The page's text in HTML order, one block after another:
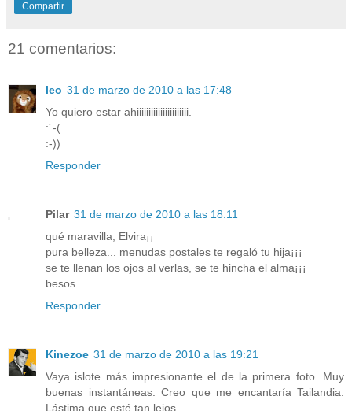
Compartir
21 comentarios:
leo 31 de marzo de 2010 a las 17:48
Yo quiero estar ahiiiiiiiiiiiiiiiiiiiiii.
:´-(
:-))
Responder
Pilar 31 de marzo de 2010 a las 18:11
qué maravilla, Elvira¡¡
pura belleza... menudas postales te regaló tu hija¡¡¡
se te llenan los ojos al verlas, se te hincha el alma¡¡¡
besos
Responder
Kinezoe 31 de marzo de 2010 a las 19:21
Vaya islote más impresionante el de la primera foto. Muy
buenas instantáneas. Creo que me encantaría Tailandia.
Lástima que esté tan lejos...